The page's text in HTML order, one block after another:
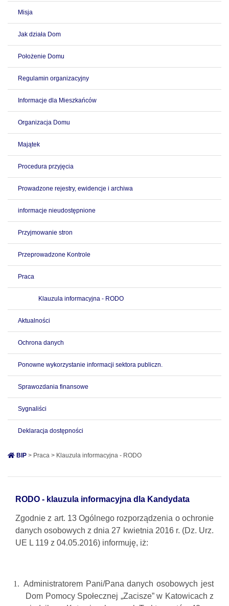
Misja
Jak działa Dom
Położenie Domu
Regulamin organizacyjny
Informacje dla Mieszkańców
Organizacja Domu
Majątek
Procedura przyjęcia
Prowadzone rejestry, ewidencje i archiwa
informacje nieudostępnione
Przyjmowanie stron
Przeprowadzone Kontrole
Praca
Klauzula informacyjna - RODO
Aktualności
Ochrona danych
Ponowne wykorzystanie informacji sektora publiczn.
Sprawozdania finansowe
Sygnaliści
Deklaracja dostępności
BIP > Praca > Klauzula informacyjna - RODO
RODO - klauzula informacyjna dla Kandydata
Zgodnie z art. 13 Ogólnego rozporządzenia o ochronie
danych osobowych z dnia 27 kwietnia 2016 r. (Dz. Urz.
UE L 119 z 04.05.2016) informuję, iż:
1. Administratorem Pani/Pana danych osobowych jest
Dom Pomocy Społecznej „Zacisze” w Katowicach z